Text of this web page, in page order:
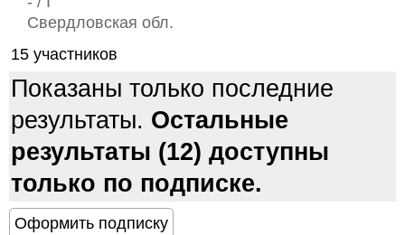
Свердловская обл.
15 участников
Показаны только последние
результаты. Остальные
результаты (12) доступны
только по подписке.